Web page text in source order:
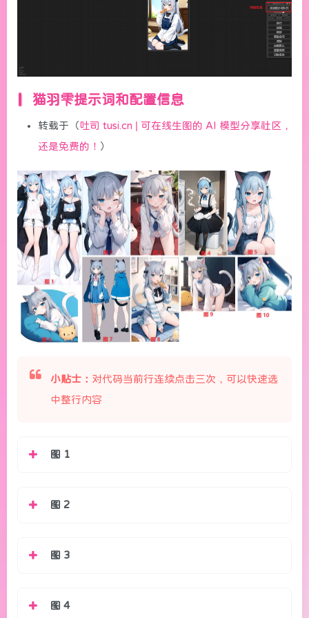
猫羽雫提示词和配置信息
转载于（吐司 tusi.cn | 可在线生图的 AI 模型分享社区，
还是免费的！ ）
小贴士： 对代码当前行连续点击三次，可以快速选
中整行内容
图 1
图 2
图 3
图 4